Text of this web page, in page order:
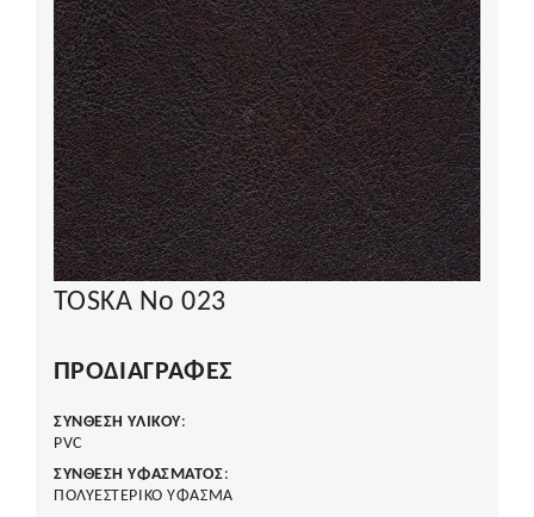
TOSKA No 023
ΠΡΟΔΙΑΓΡΑΦΈΣ
ΣΥΝΘΕΣΗ ΥΛΙΚΟΥ:
PVC
ΣΥΝΘΕΣΗ ΥΦΑΣΜΑΤΟΣ:
ΠΟΛΥΕΣΤΕΡΙΚΟ ΥΦΑΣΜΑ